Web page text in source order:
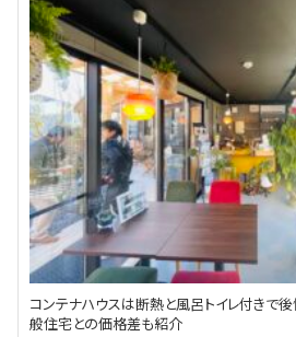
コンテナハウスは断熱と風呂トイレ付きで
般住宅との価格差も紹介